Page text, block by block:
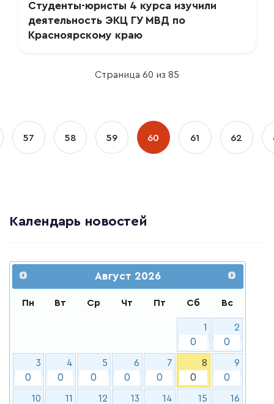
Студенты-юристы 4 курса изучили
деятельность ЭКЦ ГУ МВД по
Красноярскому краю
Страница 60 из 85
57 58 59 60 61 62
Календарь новостей
Август 2026
Пн Вт Ср Чт Пт Сб Вс
1
0
2
0
3
0
4
0
5
0
6
0
7
0
8
0
9
0
10 11 12 13 14 15 16